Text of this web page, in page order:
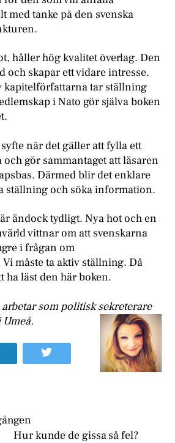
med tanke på den svenska
håller hög kvalitet överlag. Den
och skapar ett vidare intresse.
kapitelförfattarna tar ställning
i Nato gör själva boken
när det gäller att fylla ett
gör sammantaget att läsaren
Därmed blir det enklare
ställning och söka information.
ändock tydligt. Nya hot och en
vittnar om att svenskarna
i frågan om
måste ta aktiv ställning. Då
ha läst den här boken.
arbetar som politisk sekreterare
Hur kunde de gissa så fel?